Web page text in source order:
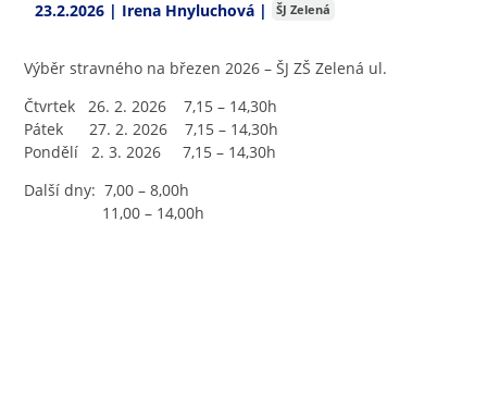
23.2.2026 | Irena Hnyluchová | ŠJ Zelená
Výběr stravného na březen 2026 – ŠJ ZŠ Zelená ul.
Čtvrtek 26. 2. 2026 7,15 – 14,30h
Pátek 27. 2. 2026 7,15 – 14,30h
Pondělí 2. 3. 2026 7,15 – 14,30h
Další dny: 7,00 – 8,00h
11,00 – 14,00h